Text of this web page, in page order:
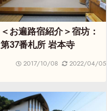
＜お遍路宿紹介＞宿坊：
第37番札所 岩本寺
2017/10/08 2022/04/05